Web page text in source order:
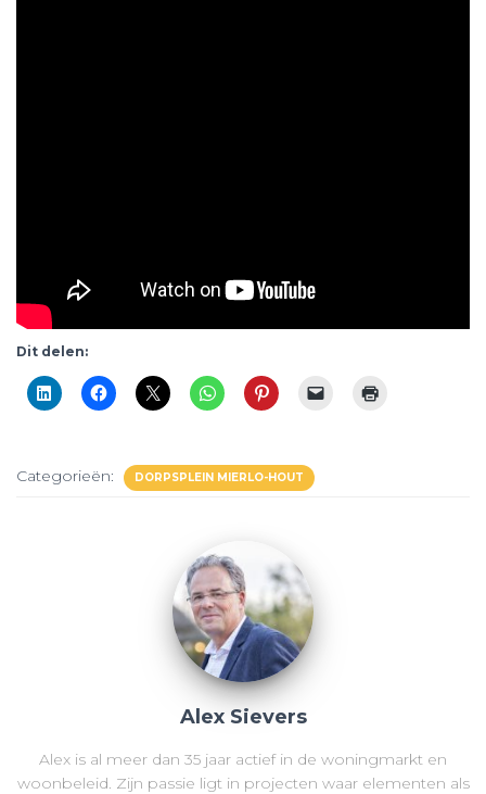
Dit delen:
Categorieën: DORPSPLEIN MIERLO-HOUT
Alex Sievers
Alex is al meer dan 35 jaar actief in de woningmarkt en
woonbeleid. Zijn passie ligt in projecten waar elementen als